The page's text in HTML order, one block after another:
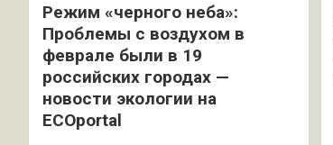
Режим «черного неба»:
Проблемы с воздухом в
феврале были в 19
российских городах —
новости экологии на
ECOportal